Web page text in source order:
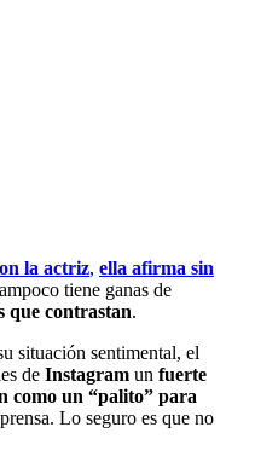
la actriz, ella afirma sin
tiene ganas de
que contrastan.
situación sentimental, el
de Instagram un fuerte
como un “palito” para
Lo seguro es que no